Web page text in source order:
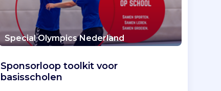
Special Olympics Nederland
Sponsorloop toolkit voor
basisscholen